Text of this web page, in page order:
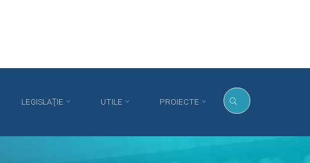
LEGISLAŢIE UTILE PROIECTE